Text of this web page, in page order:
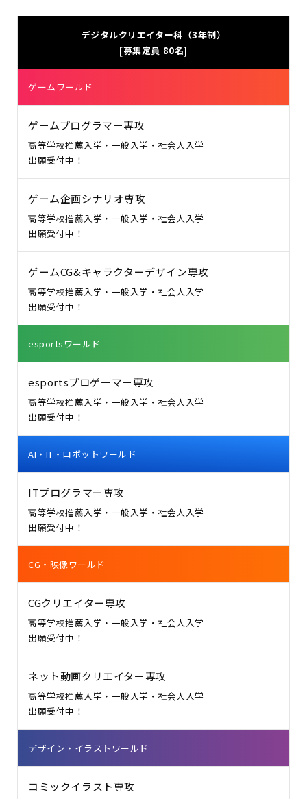
デジタルクリエイター科（3年制）
[募集定員 80名]
ゲームワールド
ゲームプログラマー専攻
高等学校推薦入学・一般入学・社会人入学
出願受付中！
ゲーム企画シナリオ専攻
高等学校推薦入学・一般入学・社会人入学
出願受付中！
ゲームCG&キャラクターデザイン専攻
高等学校推薦入学・一般入学・社会人入学
出願受付中！
esportsワールド
esportsプロゲーマー専攻
高等学校推薦入学・一般入学・社会人入学
出願受付中！
AI・IT・ロボットワールド
ITプログラマー専攻
高等学校推薦入学・一般入学・社会人入学
出願受付中！
CG・映像ワールド
CGクリエイター専攻
高等学校推薦入学・一般入学・社会人入学
出願受付中！
ネット動画クリエイター専攻
高等学校推薦入学・一般入学・社会人入学
出願受付中！
デザイン・イラストワールド
コミックイラスト専攻